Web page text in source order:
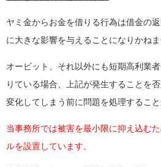
ヤミ金からお金を借りる行為は借金の
に大きな影響を与えることになりかねま
オービット、それ以外にも短期高利業
りている場合、上記が発生することを
変化してしまう前に問題を処理すること
当事務所では被害を最小限に抑え込む
ルを設置しています。